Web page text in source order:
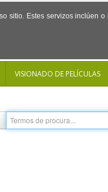
sitio. Estes servizos
VISIONADO DE PELÍCULAS